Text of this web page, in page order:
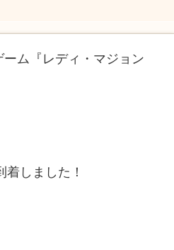
ム『レディ・マジョン
しました！